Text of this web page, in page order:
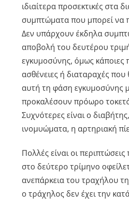
ιδιαίτερα προσεκτικές στα
συμπτώματα που μπορεί να
Δεν υπάρχουν έκδηλα
αποβολή του δευτέρου
εγκυμοσύνης, όμως
ασθένειες ή διαταραχές
αυτή τη φάση εγκυμοσύνης
προκαλέσουν πρόωρο
Συχνότερες είναι ο
ινομυώματα, η αρτηριακή
Πολλές είναι οι
στο δεύτερο τρίμηνο
ανεπάρκεια του τραχήλου
ο τράχηλος δεν έχει την